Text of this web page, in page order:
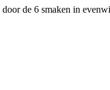
de 6 smaken in